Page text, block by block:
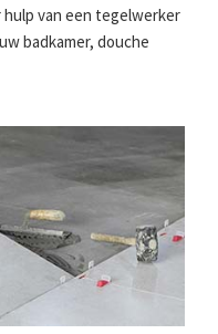
van een tegelwerker
badkamer, douche